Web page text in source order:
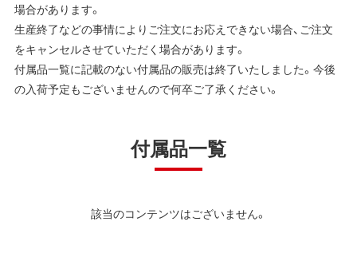
場合があります。
生産終了などの事情によりご注文にお応えできない場合、ご注文
をキャンセルさせていただく場合があります。
付属品一覧に記載のない付属品の販売は終了いたしました。今後
の入荷予定もございませんので何卒ご了承ください。
付属品一覧
該当のコンテンツはございません。